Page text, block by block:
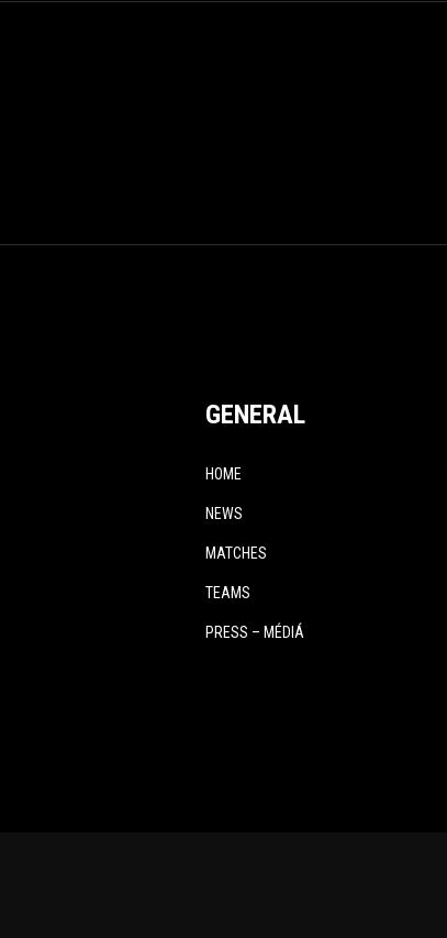
GENERAL
HOME
NEWS
MATCHES
TEAMS
PRESS – MÉDIÁ